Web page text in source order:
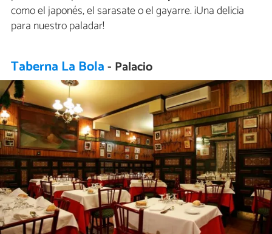
como el japonés, el sarasate o el gayarre. ¡Una delicia
para nuestro paladar!
Taberna La Bola- Palacio